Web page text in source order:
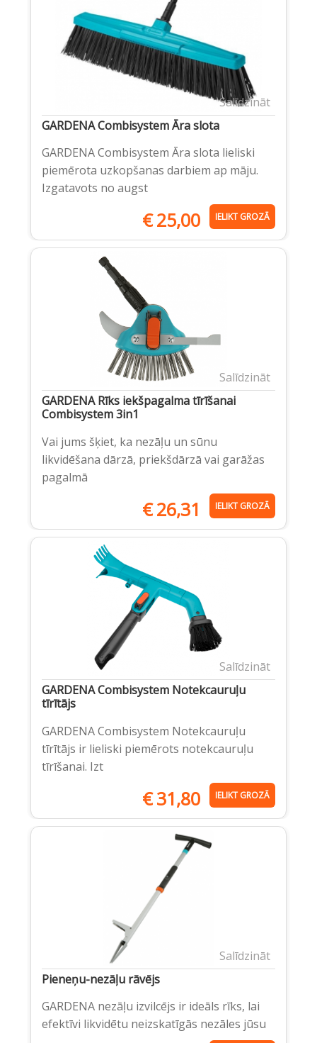
Salīdzināt
GARDENA Combisystem Āra slota
GARDENA Combisystem Āra slota lieliski
piemērota uzkopšanas darbiem ap māju.
Izgatavots no augst
€25,00 IELIKT GROZĀ
Salīdzināt
GARDENA Rīks iekšpagalma tīrīšanai
Combisystem 3in1
Vai jums šķiet, ka nezāļu un sūnu
likvidēšana dārzā, priekšdārzā vai garāžas
pagalmā
€26,31 IELIKT GROZĀ
Salīdzināt
GARDENA Combisystem Notekcauruļu
tīrītājs
GARDENA Combisystem Notekcauruļu
tīrītājs ir lieliski piemērots notekcauruļu
tīrīšanai. Izt
€31,80 IELIKT GROZĀ
Salīdzināt
Pieneņu-nezāļu rāvējs
GARDENA nezāļu izvilcējs ir ideāls rīks, lai
efektīvi likvidētu neizskatīgās nezāles jūsu